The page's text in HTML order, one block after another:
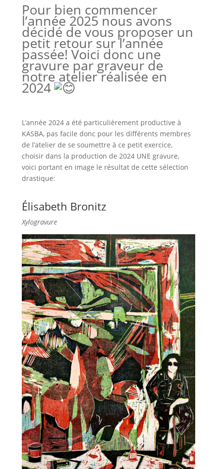
Pour bien commencer
l’année 2025 nous avons
décidé de vous proposer un
petit retour sur l’année
passée! Voici donc une
gravure par graveur de
notre atelier réalisée en
2024
L’année 2024 a été particulièrement productive à
KASBA, pas facile donc pour les différents membres
de l’atelier de se soumettre à ce petit exercice,
choisir dans la production de 2024 UNE gravure,
voici portant en image le résultat de cette sélection
drastique:
Élisabeth Bronitz
Xylogravure